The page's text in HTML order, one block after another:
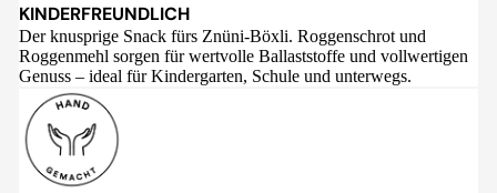
KINDERFREUNDLICH
Der knusprige Snack fürs Znüni-Böxli. Roggenschrot und
Roggenmehl sorgen für wertvolle Ballaststoffe und vollwertigen
Genuss – ideal für Kindergarten, Schule und unterwegs.